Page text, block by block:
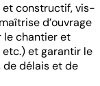
et constructif, vis-
d’ouvrage
le chantier et
et garantir le
de délais et de